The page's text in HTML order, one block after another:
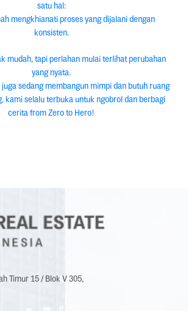
satu hal:
mengkhianati proses yang dijalani dengan
konsisten.
mudah, tapi perlahan mulai terlihat perubahan
yang nyata.
sedang membangun mimpi dan butuh ruang
kami selalu terbuka untuk ngobrol dan berbagi
cerita from Zero to Hero!
Timur 15 / Blok V 305,